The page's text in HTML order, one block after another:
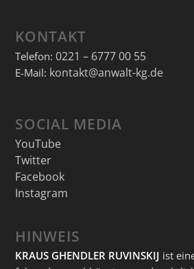
KONTAKT
Telefon: 0221 – 6777 00 55
E-Mail: kontakt@anwalt-kg.de
SOCIAL MEDIA
YouTube
Twitter
Facebook
Instagram
HINWEIS
KRAUS GHENDLER RUVINSKIJ ist